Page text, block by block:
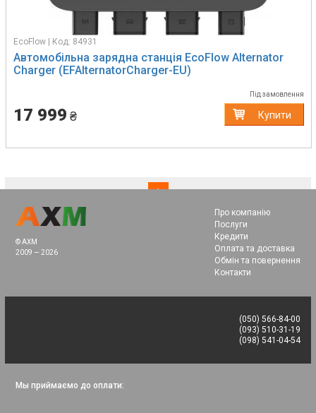
EcoFlow | Код: 84931
Автомобільна зарядна станція EcoFlow Alternator
Charger (EFAlternatorCharger-EU)
Під замовлення
17 999 ₴ Купити
1(current)
© AXM
2009 — 2026
Про компанію
Послуги
Кредити
Оплата та доставка
Обмін та повернення
Контакти
(050) 566-84-00
(093) 510-31-19
(098) 541-04-54
Мы приймаємо до оплати: